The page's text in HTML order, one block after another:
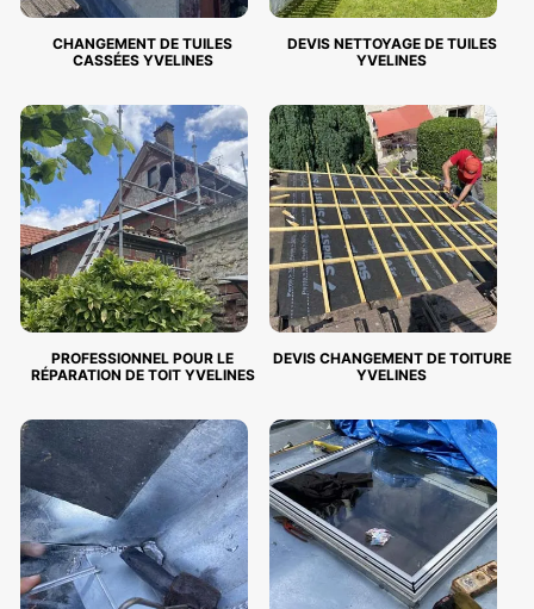
CHANGEMENT DE TUILES
CASSÉES YVELINES
DEVIS NETTOYAGE DE TUILES
YVELINES
PROFESSIONNEL POUR LE
RÉPARATION DE TOIT YVELINES
DEVIS CHANGEMENT DE TOITURE
YVELINES